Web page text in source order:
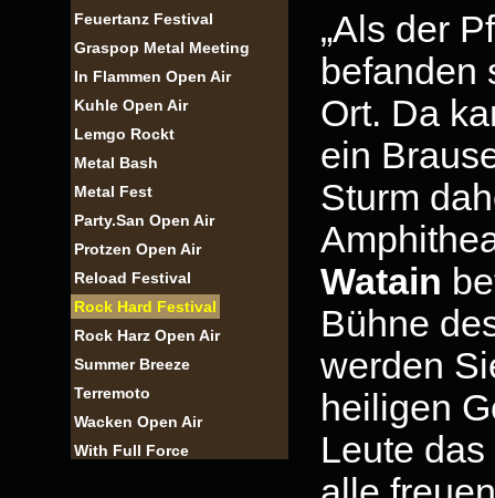
Feuertanz Festival
Graspop Metal Meeting
In Flammen Open Air
Kuhle Open Air
Lemgo Rockt
Metal Bash
Metal Fest
Party.San Open Air
Protzen Open Air
Reload Festival
Rock Hard Festival
Rock Harz Open Air
Summer Breeze
Terremoto
Wacken Open Air
With Full Force
„Als der
befanden
Ort. Da
ein
Sturm
Watain
Bühne
werden
heiligen
Leute